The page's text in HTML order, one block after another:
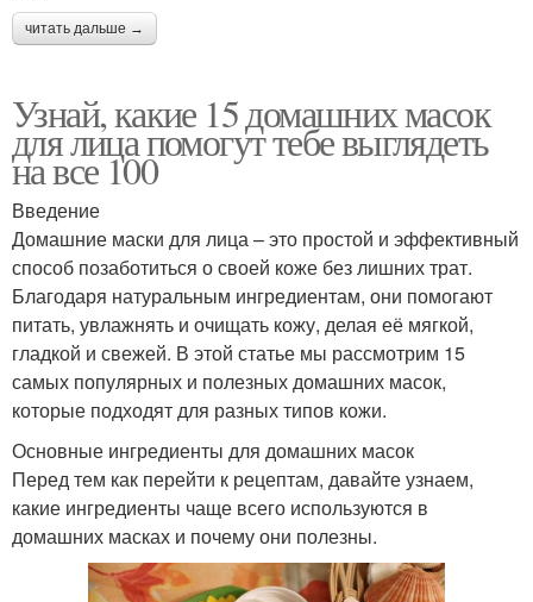
читать дальше →
Узнай, какие 15 домашних масок
для лица помогут тебе выглядеть
на все 100
Введение
Домашние маски для лица – это простой и эффективный
способ позаботиться о своей коже без лишних трат.
Благодаря натуральным ингредиентам, они помогают
питать, увлажнять и очищать кожу, делая её мягкой,
гладкой и свежей. В этой статье мы рассмотрим 15
самых популярных и полезных домашних масок,
которые подходят для разных типов кожи.
Основные ингредиенты для домашних масок
Перед тем как перейти к рецептам, давайте узнаем,
какие ингредиенты чаще всего используются в
домашних масках и почему они полезны.